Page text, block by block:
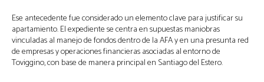
Ese antecedente fue considerado un elemento clave para justificar su
apartamiento. El expediente se centra en supuestas maniobras
vinculadas al manejo de fondos dentro de la AFA y en una presunta red
de empresas y operaciones financieras asociadas al entorno de
Toviggino, con base de manera principal en Santiago del Estero.